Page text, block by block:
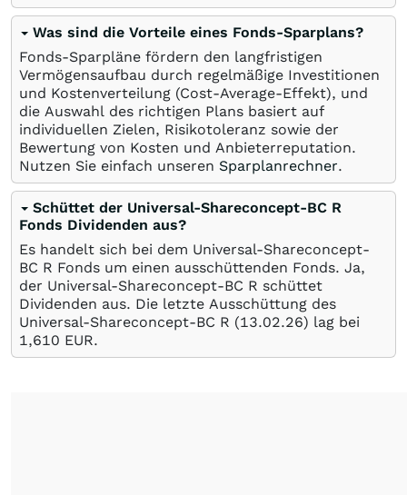
Was sind die Vorteile eines Fonds-Sparplans?
Fonds-Sparpläne fördern den langfristigen
Vermögensaufbau durch regelmäßige Investitionen
und Kostenverteilung (Cost-Average-Effekt), und
die Auswahl des richtigen Plans basiert auf
individuellen Zielen, Risikotoleranz sowie der
Bewertung von Kosten und Anbieterreputation.
Nutzen Sie einfach unseren Sparplanrechner.
Schüttet der Universal-Shareconcept-BC R
Fonds Dividenden aus?
Es handelt sich bei dem Universal-Shareconcept-
BC R Fonds um einen ausschüttenden Fonds. Ja,
der Universal-Shareconcept-BC R schüttet
Dividenden aus. Die letzte Ausschüttung des
Universal-Shareconcept-BC R (13.02.26) lag bei
1,610 EUR.